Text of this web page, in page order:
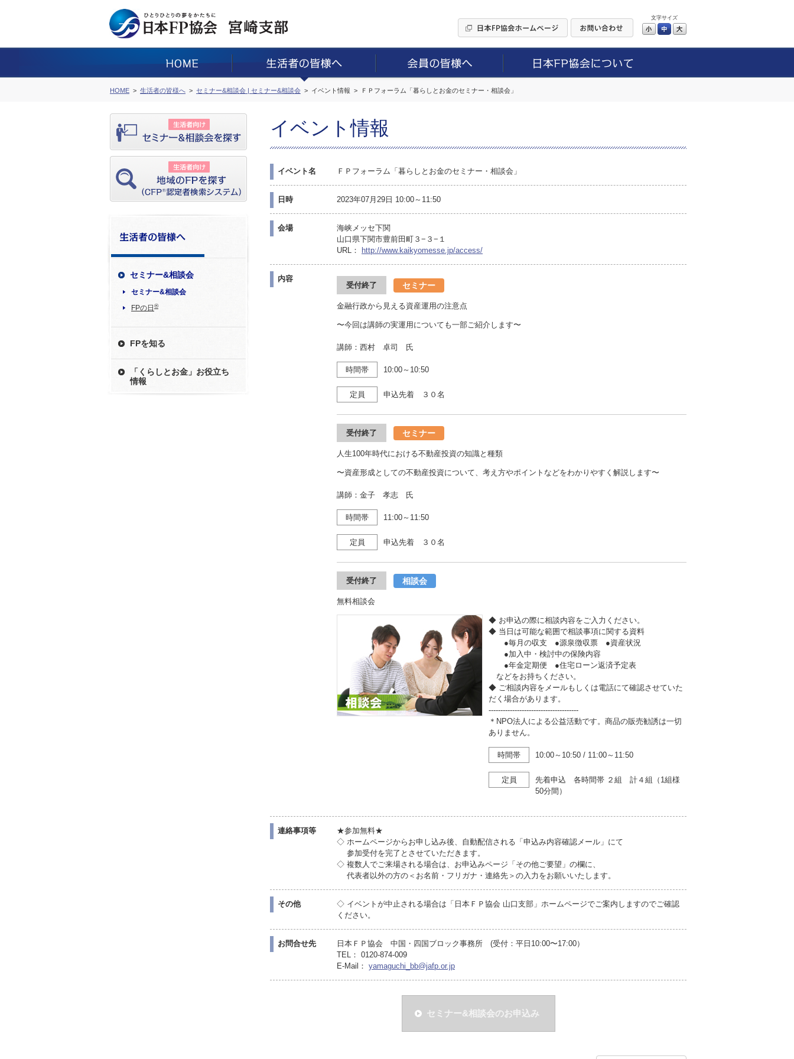
文字サイズ
小 中
HOME 生活者の皆様へ セミナー&相談会 | セミナー&相談会 イベント情報 ＦＰフォーラム「暮らしとお金のセミナー・相談会」
セミナー&相談会
セミナー&相談会
FPの日 ®
FPを知る
「くらしとお金」お役立ち
情報
イベント情報
イベント名 ＦＰフォーラム「暮らしとお金のセミナー・相談会」
日時 2023年07月29日 10:00～11:50
会場
海峡メッセ下関
山口県下関市豊前田町３−３−１
URL：
http://www.kaikyomesse.jp/access/
内容
受付終了 セミナー
金融行政から見える資産運用の注意点
〜今回は講師の実運用についても一部ご紹介します〜
講師：西村 卓司 氏
時間帯 10:00～10:50
定員 申込先着 ３０名
受付終了 セミナー
人生100年時代における不動産投資の知識と種類
〜資産形成としての不動産投資について、考え方やポイントなどをわかりやすく解説します〜
講師：金子 孝志 氏
時間帯 11:00～11:50
定員 申込先着 ３０名
受付終了 相談会
無料相談会
◆ お申込の際に相談内容をご入力ください。
◆ 当日は可能な範囲で相談事項に関する資料
●毎月の収支 ●源泉徴収票 ●資産状況
●加入中・検討中の保険内容
●年金定期便 ●住宅ローン返済予定表
などをお持ちください。
◆ ご相談内容をメールもしくは電話にて確認させていた
だく場合があります。
--------------------------------------
＊NPO法人による公益活動です。商品の販売勧誘は一切
ありません。
時間帯 10:00～10:50 / 11:00～11:50
定員
先着申込 各時間帯 ２組 計４組（1組様
50分間）
連絡事項等
★参加無料★
◇ ホームページからお申し込み後、自動配信される「申込み内容確認メール」にて
参加受付を完了とさせていただきます。
◇ 複数人でご来場される場合は、お申込みページ「その他ご要望」の欄に、
代表者以外の方の＜お名前・フリガナ・連絡先＞の入力をお願いいたします。
その他
◇ イベントが中止される場合は「日本ＦＰ協会 山口支部」ホームページでご案内しますのでご確認
ください。
お問合せ先
日本ＦＰ協会 中国・四国ブロック事務所 (受付：平日10:00〜17:00）
TEL： 0120-874-009
E-Mail： yamaguchi_bb@jafp.or.jp
セミナー&相談会のお申込み